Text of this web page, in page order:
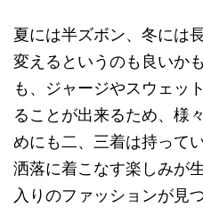
夏には半ズボン、冬には
変えるというのも良いか
も、ジャージやスウェッ
ることが出来るため、様
めにも二、三着は持って
洒落に着こなす楽しみが
入りのファッションが見